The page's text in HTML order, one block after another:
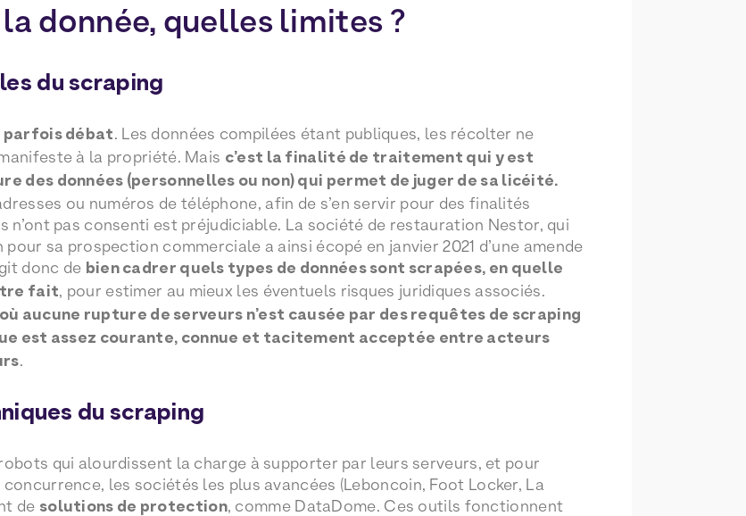
donnée, quelles limites ?
du scraping
débat. Les données compilées étant publiques, les récolter ne
à la propriété. Mais c’est la finalité de traitement qui y est
des données (personnelles ou non) qui permet de juger de sa licéité.
ou numéros de téléphone, afin de s’en servir pour des finalités
n’ont pas consenti est préjudiciable. La société de restauration Nestor, qui
sa prospection commerciale a ainsi écopé en janvier 2021 d’une amende
donc de bien cadrer quels types de données sont scrapées, en quelle
fait, pour estimer au mieux les éventuels risques juridiques associés.
aucune rupture de serveurs n’est causée par des requêtes de scraping
est assez courante, connue et tacitement acceptée entre acteurs
.
du scraping
qui alourdissent la charge à supporter par leurs serveurs, et pour
les sociétés les plus avancées (Leboncoin, Foot Locker, La
de solutions de protection, comme DataDome. Ces outils fonctionnent